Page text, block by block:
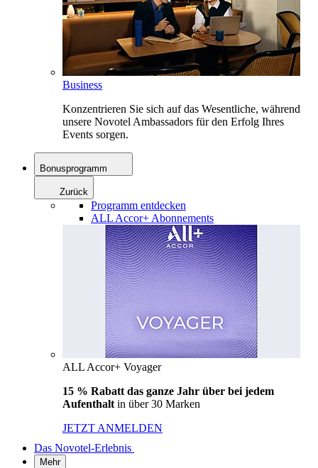
Business
Konzentrieren Sie sich auf das Wesentliche, während
unsere Novotel Ambassadors für den Erfolg Ihres
Events sorgen.
Bonusprogramm
Zurück
Programm entdecken
ALL Accor+ Abonnements
ALL Accor+ Voyager
15 % Rabatt das ganze Jahr über bei jedem
Aufenthalt in über 30 Marken
JETZT ANMELDEN
Das Novotel-Erlebnis
Mehr